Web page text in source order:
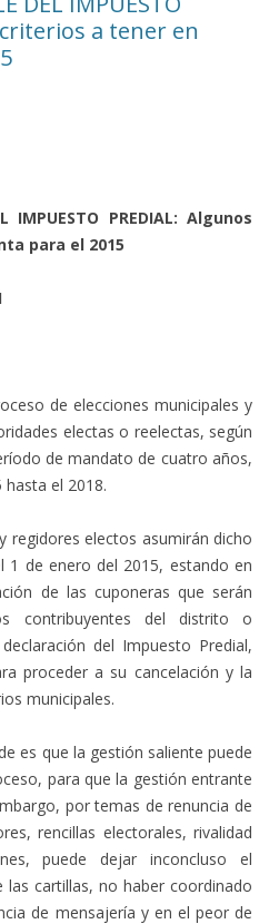
a tener en
IMPUESTO PREDIAL: Algunos
para el 2015
de elecciones municipales y
electas o reelectas, según
de mandato de cuatro años,
el 2018.
regidores electos asumirán dicho
1 de enero del 2015, estando en
de las cuponeras que serán
contribuyentes del distrito o
del Impuesto Predial,
proceder a su cancelación y la
municipales.
es que la gestión saliente puede
para que la gestión entrante
por temas de renuncia de
rencillas electorales, rivalidad
puede dejar inconcluso el
cartillas, no haber coordinado
de mensajería y en el peor de